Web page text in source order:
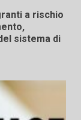
a rischio
sistema di